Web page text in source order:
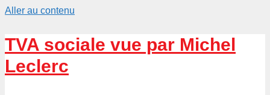
Aller au contenu
TVA sociale vue par Michel
Leclerc